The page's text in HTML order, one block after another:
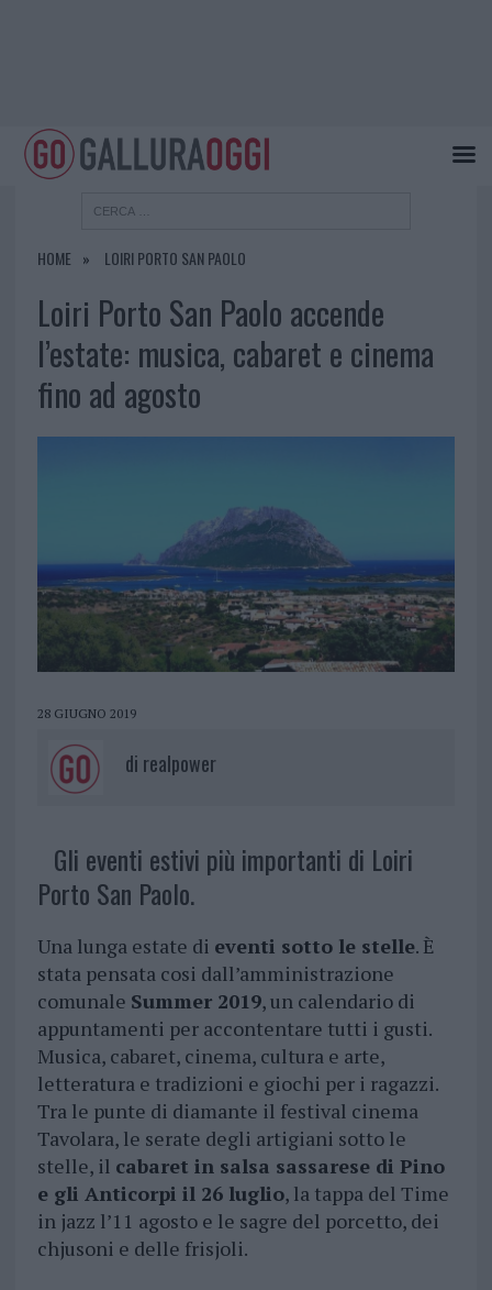
HOME LOIRI PORTO SAN PAOLO
Loiri Porto San Paolo accende
l’estate: musica, cabaret e cinema
fino ad agosto
28 GIUGNO 2019
di realpower
Gli eventi estivi più importanti di Loiri
Porto San Paolo.
Una lunga estate di eventi sotto le stelle. È
stata pensata cosi dall’amministrazione
comunale Summer 2019, un calendario di
appuntamenti per accontentare tutti i gusti.
Musica, cabaret, cinema, cultura e arte,
letteratura e tradizioni e giochi per i ragazzi.
Tra le punte di diamante il festival cinema
Tavolara, le serate degli artigiani sotto le
stelle, il cabaret in salsa sassarese di Pino
e gli Anticorpi il 26 luglio, la tappa del Time
in jazz l’11 agosto e le sagre del porcetto, dei
chjusoni e delle frisjoli.